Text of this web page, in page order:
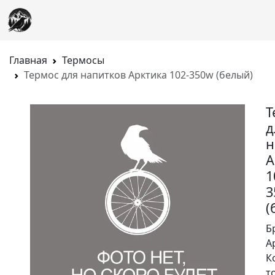
Главная
Термосы
Термос для напитков Арктика 102-350w (белый)